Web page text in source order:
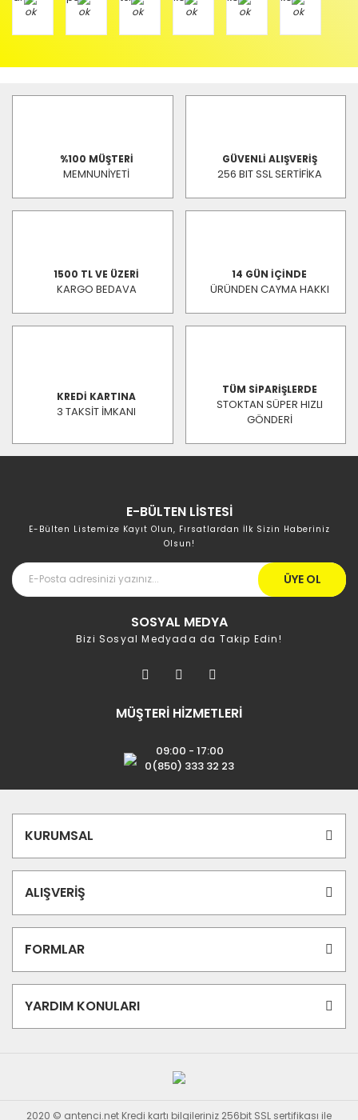
%100 MÜŞTERİ
MEMNUNİYETİ
GÜVENLİ ALIŞVERİŞ
256 BIT SSL SERTİFİKA
1500 TL VE ÜZERİ
KARGO BEDAVA
14 GÜN İÇİNDE
ÜRÜNDEN CAYMA HAKKI
KREDİ KARTINA
3 TAKSİT İMKANI
TÜM SİPARİŞLERDE
STOKTAN SÜPER HIZLI
GÖNDERİ
E-BÜLTEN LİSTESİ
E-Bülten Listemize Kayıt Olun, Fırsatlardan İlk Sizin Haberiniz
Olsun!
ÜYE OL
SOSYAL MEDYA
Bizi Sosyal Medyada da Takip Edin!
MÜŞTERİ HİZMETLERİ
09:00 - 17:00
0(850) 333 32 23
KURUMSAL
ALIŞVERİŞ
FORMLAR
YARDIM KONULARI
2020 © antenci.net Kredi kartı bilgileriniz 256bit SSL sertifikası ile